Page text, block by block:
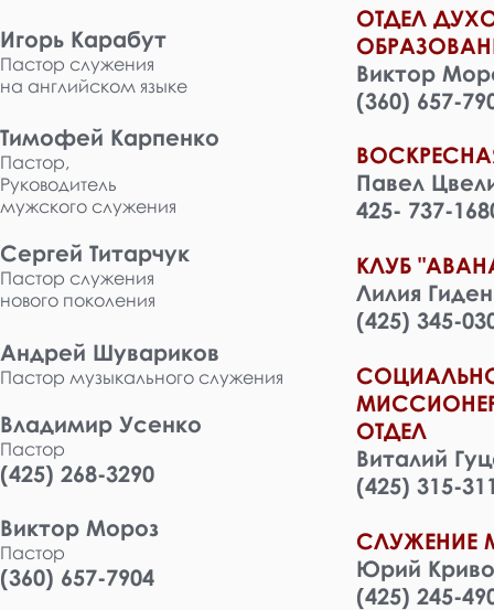
Игорь Карабут
Пастор служения
на английском языке
Тимофей Карпенко
Пастор,
Руководитель
мужского служения
Сергей Титарчук
Пастор служения
нового поколения
Андрей Шувариков
Пастор музыкального служения
Владимир Усенко
Пастор
(425) 268-3290
Виктор Мороз
Пастор
(360) 657-7904
ОТДЕЛ
Виктор
(360) 657-
Павел
425- 737-
КЛУБ
Лилия
(425) 345-
ОТДЕЛ
Виталий
(425) 315-
СЛУЖЕНИЕ
Юрий
(425) 245-